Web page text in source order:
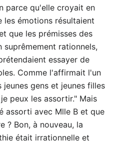
parce qu'elle croyait en
les émotions résultaient
que les prémisses des
rationnels,
essayer de
Comme l'affirmait l'un
gens et jeunes filles
peux les assortir." Mais
assorti avec Mlle B et que
? Bon, à nouveau, la
était irrationnelle et